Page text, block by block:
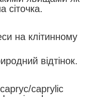
сіточка.
на клітинному
відтінок.
caprylic